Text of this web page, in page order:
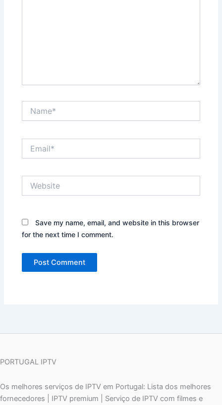
Save my name, email, and website in this browser
for the next time I comment.
PORTUGAL IPTV
Os melhores serviços de IPTV em Portugal: Lista dos melhores
fornecedores | IPTV premium | Serviço de IPTV com filmes e